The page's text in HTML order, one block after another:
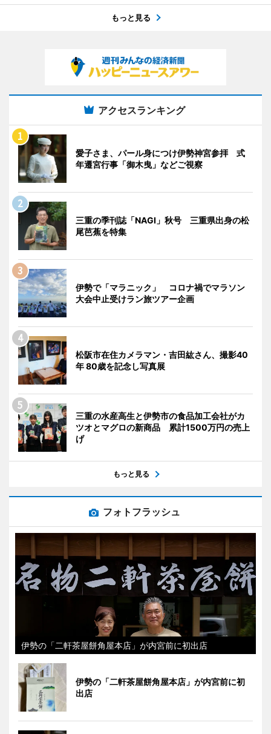
もっと見る
アクセスランキング
愛子さま、パール身につけ伊勢神宮参拝 式
年遷宮行事「御木曳」などご視察
三重の季刊誌「NAGI」秋号 三重県出身の松
尾芭蕉を特集
伊勢で「マラニック」 コロナ禍でマラソン
大会中止受けラン旅ツアー企画
松阪市在住カメラマン・吉田紘さん、撮影40
年 80歳を記念し写真展
三重の水産高生と伊勢市の食品加工会社がカ
ツオとマグロの新商品 累計1500万円の売上
げ
もっと見る
フォトフラッシュ
伊勢の「二軒茶屋餅角屋本店」が内宮前に初出店
伊勢の「二軒茶屋餅角屋本店」が内宮前に初
出店